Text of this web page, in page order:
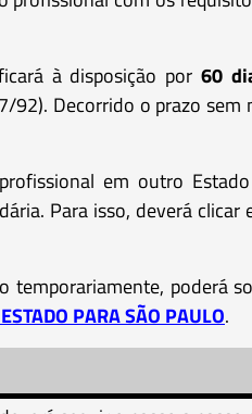
à disposição por 60
Decorrido o prazo
em outro
Para isso, deverá clicar
temporariamente, poderá
PARA SÃO PAULO.